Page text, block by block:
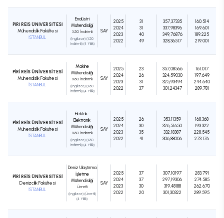
PİRİ REİS ÜNİVERSİTESİ
Mühendislik Fakültesi
İSTANBUL
Endüstri
Mühendisliği
%50 İndirimli
(İngilizce) (%50
İndirimli) (4 Yıllık)
SAY
2025
2024
2023
2022
31
31
40
49
357,37335
337,98396
349,76876
328,36517
160.514
169.601
189.225
219.001
PİRİ REİS ÜNİVERSİTESİ
Mühendislik Fakültesi
İSTANBUL
Makine
Mühendisliği
%50 İndirimli
(İngilizce) (%50
İndirimli) (4 Yıllık)
SAY
2025
2024
2023
2022
23
26
31
37
357,08566
324,59030
325,93494
301,24347
161.017
197.649
244.640
289.781
PİRİ REİS ÜNİVERSİTESİ
Mühendislik Fakültesi
İSTANBUL
Elektrik-
Elektronik
Mühendisliği
%50 İndirimli
(İngilizce) (%50
İndirimli) (4 Yıllık)
SAY
2025
2024
2023
2022
26
30
35
41
353,11359
326,51650
332,18387
306,88006
168.368
193.322
228.545
273.176
PİRİ REİS ÜNİVERSİTESİ
Denizcilik Fakültesi
İSTANBUL
Deniz Ulaştırma
İşletme
Mühendisliği
Ücretli
(İngilizce) (Ücretli)
(4 Yıllık)
SAY
2025
2024
2023
2022
37
37
30
20
307,10197
297,19306
319,48188
301,30322
283.791
274.585
262.670
289.595